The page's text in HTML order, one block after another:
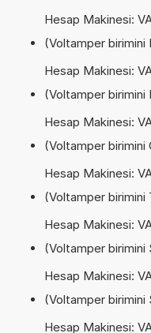
Hesap Makinesi:
(Voltamper birimini
Hesap Makinesi:
(Voltamper
Hesap Makinesi:
(Voltamper birimini
Hesap Makinesi:
(Voltamper birimini
Hesap Makinesi:
(Voltamper birimini
Hesap Makinesi:
(Voltamper birimini
Hesap Makinesi: